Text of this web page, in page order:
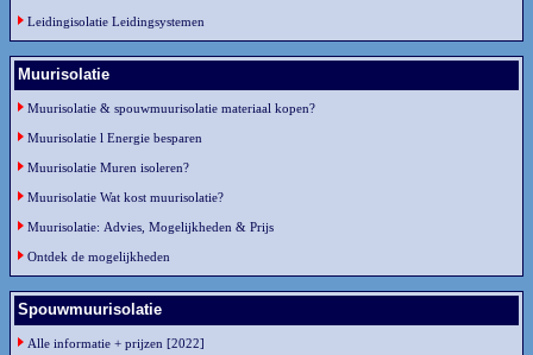
Leidingisolatie Leidingsystemen
Muurisolatie
Muurisolatie & spouwmuurisolatie materiaal kopen?
Muurisolatie l Energie besparen
Muurisolatie Muren isoleren?
Muurisolatie Wat kost muurisolatie?
Muurisolatie: Advies, Mogelijkheden & Prijs
Ontdek de mogelijkheden
Spouwmuurisolatie
Alle informatie + prijzen [2022]